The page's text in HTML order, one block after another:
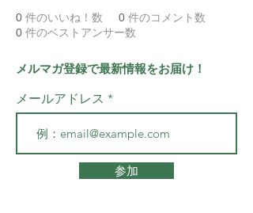
0 件のいいね！数 0 件のコメント数
0 件のベストアンサー数
メルマガ登録で最新情報をお届け！
メールアドレス
参加